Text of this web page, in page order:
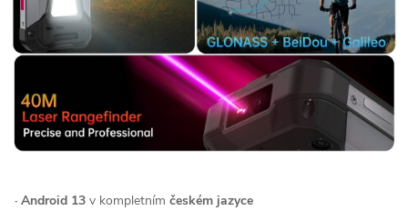
· Android 13 v kompletním českém jazyce